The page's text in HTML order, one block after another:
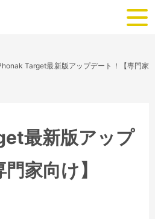
Target最新版アップデート！【専門家
最新版アップ
家向け】